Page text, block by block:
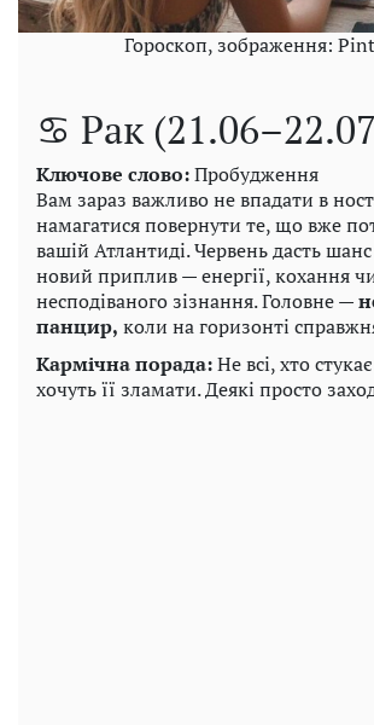
Гороскоп, зображення:
♋ Рак
Ключове слово:Пробудження
Вам зараз важливо не впадати в
намагатися повернути те, що вже
вашій Атлантиді. Червень дасть шанс
новий приплив — енергії, кохання
несподіваного зізнання. Головне —
панцир, коли на горизонті
Кармічна порада:Не всі, хто
хочуть її зламати. Деякі просто